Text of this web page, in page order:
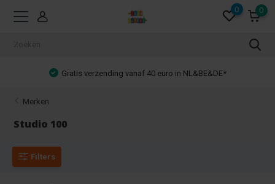
0 0
Gratis verzending vanaf 40 euro in NL&BE&DE*
Merken
Studio 100
Filters